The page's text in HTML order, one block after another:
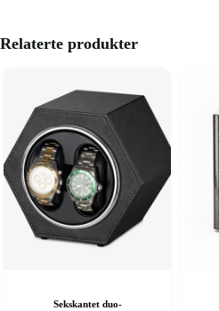
Relaterte produkter
Sekskantet duo-